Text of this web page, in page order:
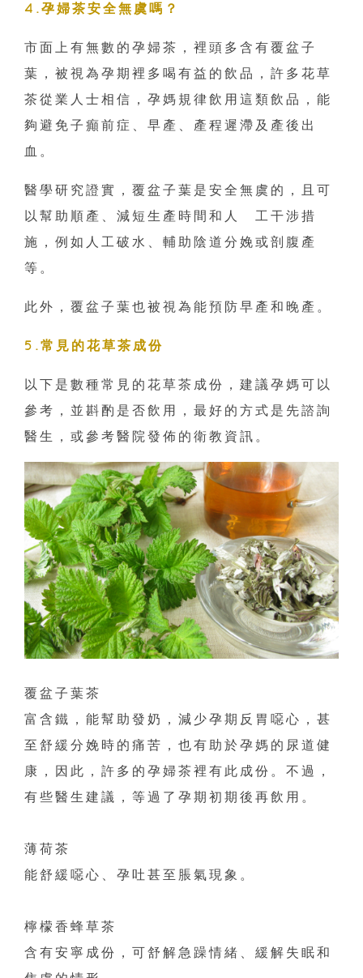
4.孕婦茶安全無虞嗎？
市面上有無數的孕婦茶，裡頭多含有覆盆子
葉，被視為孕期裡多喝有益的飲品，許多花草
茶從業人士相信，孕媽規律飲用這類飲品，能
夠避免子癲前症、早產、產程遲滯及產後出
血。
醫學研究證實，覆盆子葉是安全無虞的，且可
以幫助順產、減短生產時間和人 工干涉措
施，例如人工破水、輔助陰道分娩或剖腹產
等。
此外，覆盆子葉也被視為能預防早產和晚產。
5.常見的花草茶成份
以下是數種常見的花草茶成份，建議孕媽可以
參考，並斟酌是否飲用，最好的方式是先諮詢
醫生，或參考醫院發佈的衛教資訊。
覆盆子葉茶
富含鐵，能幫助發奶，減少孕期反胃噁心，甚
至舒緩分娩時的痛苦，也有助於孕媽的尿道健
康，因此，許多的孕婦茶裡有此成份。不過，
有些醫生建議，等過了孕期初期後再飲用。
薄荷茶
能舒緩噁心、孕吐甚至脹氣現象。
檸檬香蜂草茶
含有安寧成份，可舒解急躁情緒、緩解失眠和